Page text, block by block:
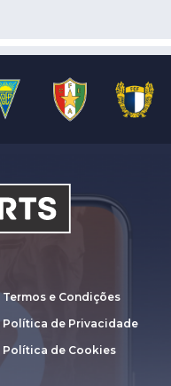
Termos e Condições
Política de Privacidade
Política de Cookies